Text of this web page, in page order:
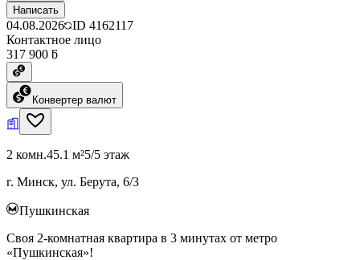
Написать
04.08.2026 ID 4162117
Контактное лицо
317 900 ƃ
Конвертер валют
2 комн.45.1 м²5/5 этаж
г. Минск, ул. Берута, 6/3
Пушкинская
Своя 2-комнатная квартира в 3 минутах от метро
«Пушкинская»!